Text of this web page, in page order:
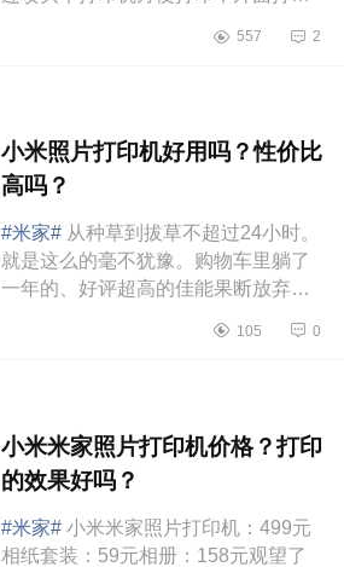
三月入手了这台打印机。买之前纠...
557 2
小米照片打印机好用吗？性价比
高吗？
#米家# 从种草到拔草不超过24小时。
就是这么的毫不犹豫。购物车里躺了
一年的、好评超高的佳能果断放弃
贫民窟女孩表示无法拒绝！ 【小...
105 0
小米米家照片打印机价格？打印
的效果好吗？
#米家# 小米米家照片打印机：499元
相纸套装：59元相册：158元观望了